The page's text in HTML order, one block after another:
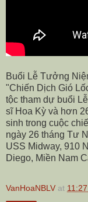
Buổi Lễ Tưởng
"Chiến Dịch Gió
tộc tham dự buổi
sĩ Hoa Kỳ và hơn
sinh trong cuộc
ngày 26 tháng Tư
USS Midway, 910
Diego, Miền Nam
VanHoaNBLV at